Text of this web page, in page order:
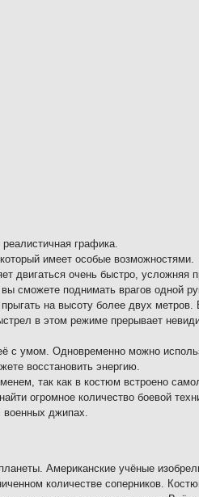
графика.
имеет особые возможностями.
двигаться очень быстро, усложняя
сможете поднимать врагов одной
на высоту более двух метров.
в этом режиме прерывает
с умом. Одновременно можно
восстановить энергию.
так как в костюм встроено
огромное количество боевой
военных джипах.
Американские учёные
количестве соперников.